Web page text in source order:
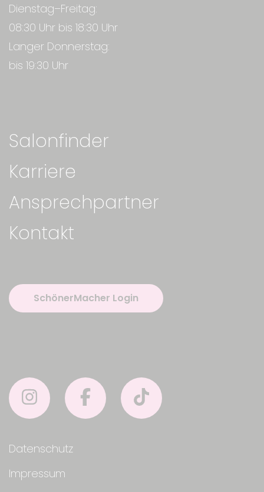
Dienstag–Freitag:
08:30 Uhr bis 18:30 Uhr
Langer Donnerstag:
bis 19:30 Uhr
Salonfinder
Karriere
Ansprechpartner
Kontakt
SchönerMacher Login
Datenschutz
Impressum